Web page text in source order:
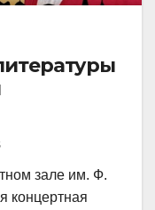
зале им. Ф.
концертная